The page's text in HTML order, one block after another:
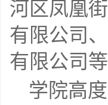
河区凤凰
有限公司
有限公司等
学院高